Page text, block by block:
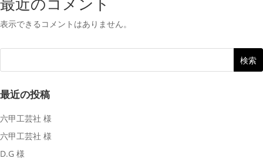
表示できるコメントはありません。
最近の投稿
六甲工芸社 様
六甲工芸社 様
D.G 様